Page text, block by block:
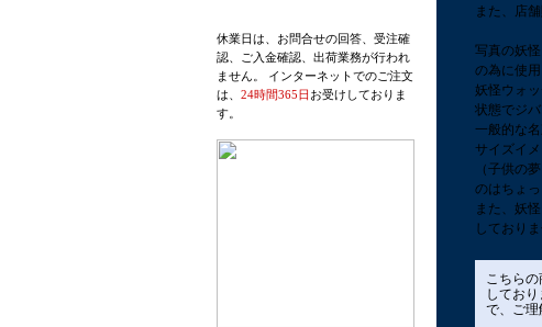
休業日は、お問合せの回答、受注確
認、ご入金確認、出荷業務が行われ
ません。 インターネットでのご注文
は、 24時間365日 お受けしておりま
す。
また、店
写真の妖
の為に使用
妖怪ウォ
状態でジバ
一般的な
サイズイ
（子供の
のはちょ
また、妖
しており
こちらの
してお
で、ご理